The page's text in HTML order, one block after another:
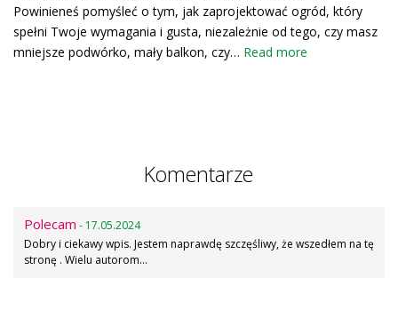
Powinieneś pomyśleć o tym, jak zaprojektować ogród, który
spełni Twoje wymagania i gusta, niezależnie od tego, czy masz
mniejsze podwórko, mały balkon, czy… Read more
Komentarze
Polecam - 17.05.2024
Dobry i ciekawy wpis. Jestem naprawdę szczęśliwy, że wszedłem na tę
stronę . Wielu autorom…